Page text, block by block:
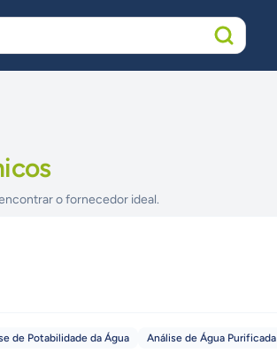
o fornecedor ideal.
de Potabilidade da Água
Análise de Água Purificada